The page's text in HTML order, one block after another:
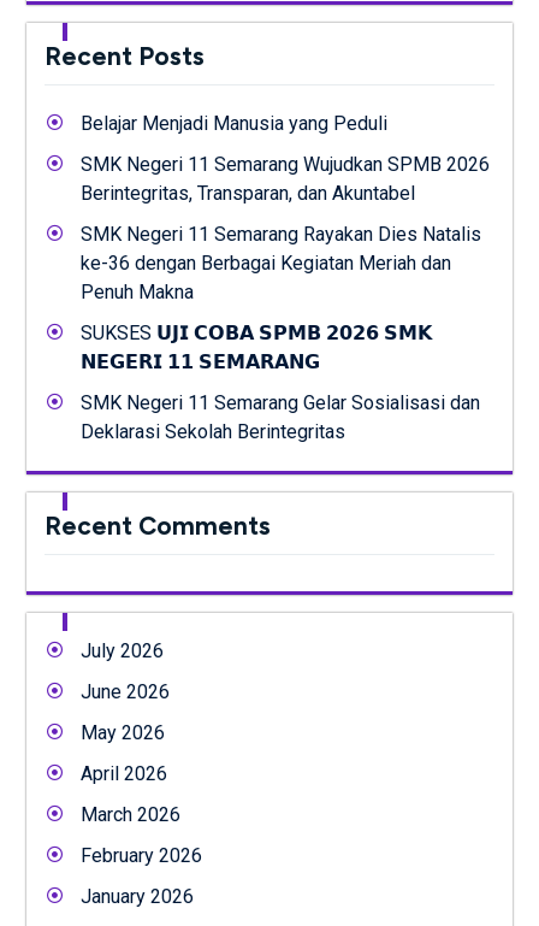
Recent Posts
Belajar Menjadi Manusia yang Peduli
SMK Negeri 11 Semarang Wujudkan SPMB 2026
Berintegritas, Transparan, dan Akuntabel
SMK Negeri 11 Semarang Rayakan Dies Natalis
ke-36 dengan Berbagai Kegiatan Meriah dan
Penuh Makna
SUKSES 𝗨𝗝𝗜 𝗖𝗢𝗕𝗔 𝗦𝗣𝗠𝗕 𝟮𝟬𝟮𝟲 𝗦𝗠𝗞
𝗡𝗘𝗚𝗘𝗥𝗜 𝟭𝟭 𝗦𝗘𝗠𝗔𝗥𝗔𝗡𝗚
SMK Negeri 11 Semarang Gelar Sosialisasi dan
Deklarasi Sekolah Berintegritas
Recent Comments
July 2026
June 2026
May 2026
April 2026
March 2026
February 2026
January 2026